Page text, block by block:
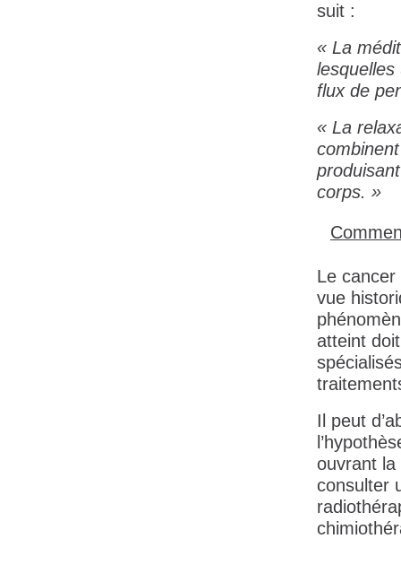
suit :
« La
flux de
« La
corps. »
Le cancer
vue
atteint
Il peut
ouvrant la
consulter